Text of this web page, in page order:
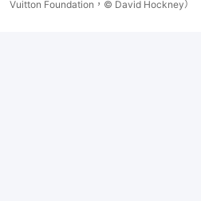
Vuitton Foundation，© David Hockney）